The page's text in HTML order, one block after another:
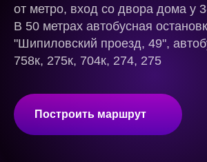
от метро, вход со двора дома у
В 50 метрах автобусная
"Шипиловский проезд, 49",
758к, 275к, 704к, 274, 275
Построить маршрут